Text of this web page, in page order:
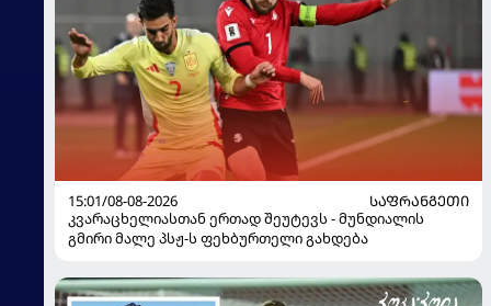
15:01/08-08-2026
ᲡᲐᲤᲠᲐᲜᲒᲔᲗᲘ
კვარაცხელიასთან ერთად შეუტევს - მუნდიალის
გმირი მალე პსჟ-ს ფეხბურთელი გახდება